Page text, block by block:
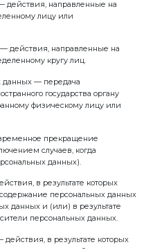
оператором и
правовые акты
органов
Политики в
соответствующие
в том числе:
данных